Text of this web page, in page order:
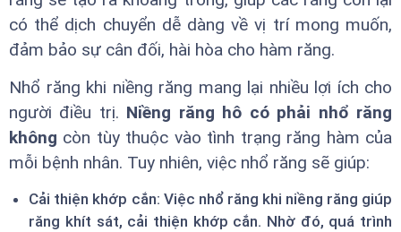
có thể dịch chuyển dễ dàng về vị trí mong muốn,
đảm bảo sự cân đối, hài hòa cho hàm răng.
Nhổ răng khi niềng răng mang lại nhiều lợi ích cho
người điều trị. Niềng răng hô có phải nhổ răng
không còn tùy thuộc vào tình trạng răng hàm của
mỗi bệnh nhân. Tuy nhiên, việc nhổ răng sẽ giúp:
Cải thiện khớp cắn: Việc nhổ răng khi niềng răng giúp
răng khít sát, cải thiện khớp cắn. Nhờ đó, quá trình